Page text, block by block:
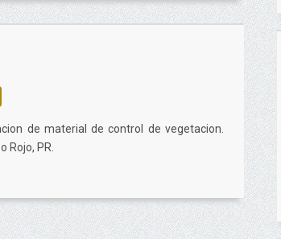
de material de control de vegetacion.
Rojo, PR.